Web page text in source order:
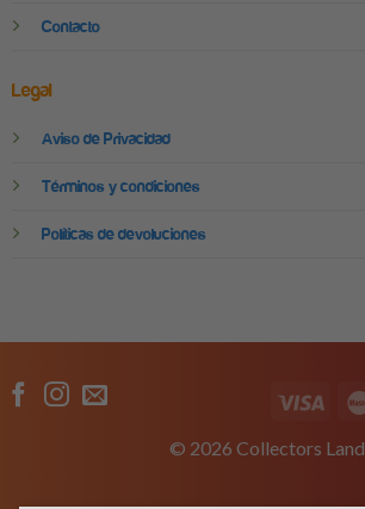
Contacto
Legal
Aviso de Privacidad
Términos y condiciones
Políticas de devoluciones
© 2026 Collectors Land